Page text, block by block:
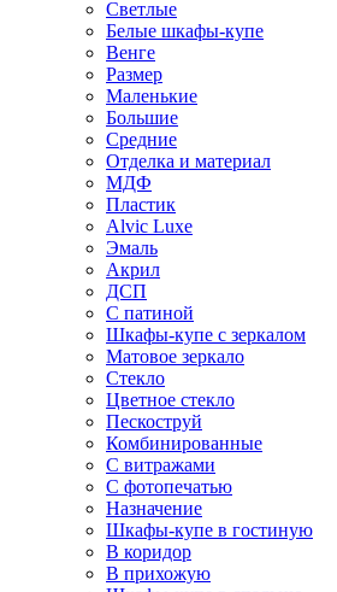
Светлые
Белые шкафы-купе
Венге
Размер
Маленькие
Большие
Средние
Отделка и материал
МДФ
Пластик
Alvic Luxe
Эмаль
Акрил
ДСП
С патиной
Шкафы-купе с зеркалом
Матовое зеркало
Стекло
Цветное стекло
Пескоструй
Комбинированные
С витражами
С фотопечатью
Назначение
Шкафы-купе в гостиную
В коридор
В прихожую